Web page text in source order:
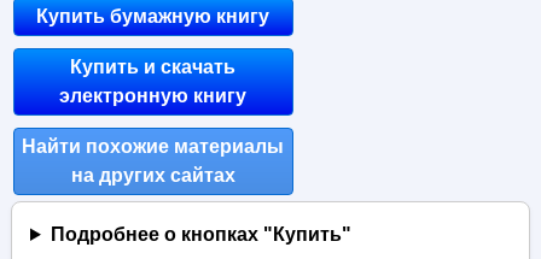
Купить бумажную книгу
Купить и скачать
электронную книгу
Найти похожие материалы
на других сайтах
Подробнее о кнопках "Купить"